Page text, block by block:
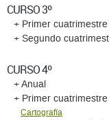
CURSO 3º
+ Primer cuatrimestre
+ Segundo
CURSO 4º
+ Anual
+ Primer cuatrimestre
Cartografía